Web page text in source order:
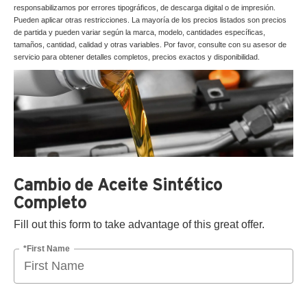
responsabilizamos por errores tipográficos, de descarga digital o de impresión.
Pueden aplicar otras restricciones. La mayoría de los precios listados son precios
de partida y pueden variar según la marca, modelo, cantidades específicas,
tamaños, cantidad, calidad y otras variables. Por favor, consulte con su asesor de
servicio para obtener detalles completos, precios exactos y disponibilidad.
Cambio de Aceite Sintético
Completo
Fill out this form to take advantage of this great offer.
*First Name